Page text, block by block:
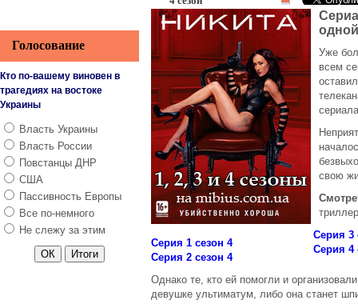
Уже
всем
свою
Серия 1 сезон 4
Серия 2 сезон 4
Серия 3
Серия 4
Однако те, кто ей помогли и
девушке ультиматум, либо она станет
Между нами,
девочками
Физрук 3 сезон
Корабль 2 сезон
Это любовь
ЧОП
Реальные пацаны
8 сезон
Останній москаль
Принц Сибири
Моя кохана Діла
Сладкая жизнь 2
сезон
Голосование
Кто по-вашему виновен в
трагедиях на востоке
Украины
Власть Украины
Власть России
Повстанцы ДНР
США
Пассивность Европы
Все по-немного
Не слежу за этим